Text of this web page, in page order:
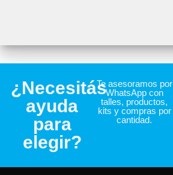
¿Necesitás
ayuda
para
elegir?
Te asesoramos por
WhatsApp con
talles, productos,
kits y compras por
cantidad.